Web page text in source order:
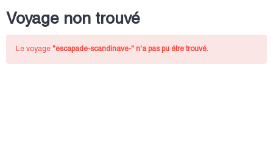
Voyage non trouvé
Le voyage "escapade-scandinave-" n'a pas pu étre trouvé.